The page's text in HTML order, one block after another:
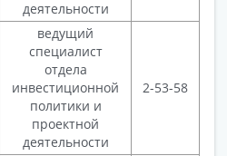
деятельности
ведущий
специалист
отдела
инвестиционной
политики и
проектной
деятельности
2-53-58